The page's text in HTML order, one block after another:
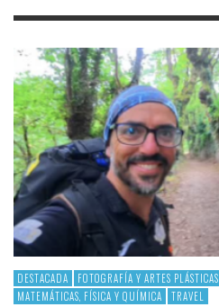
DESTACADA FOTOGRAFÍA Y ARTES PLÁSTICAS
MATEMÁTICAS, FÍSICA Y QUÍMICA
TRAVEL